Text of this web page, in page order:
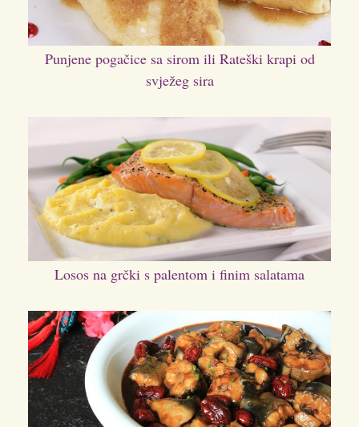
Punjene pogačice sa sirom ili Rateški krapi od
svježeg sira
Losos na grčki s palentom i finim salatama